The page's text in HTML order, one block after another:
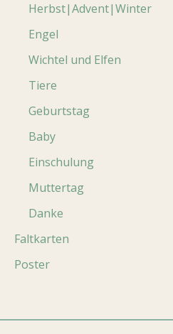
Herbst|Advent|Winter
Engel
Wichtel und Elfen
Tiere
Geburtstag
Baby
Einschulung
Muttertag
Danke
Faltkarten
Poster